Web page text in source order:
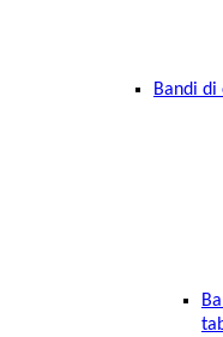
Bandi di